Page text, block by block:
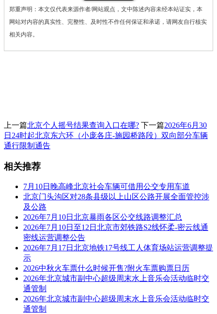
郑重声明：本文仅代表来源作者/网站观点，文中陈述内容未经本站证实，本
网站对内容的真实性、完整性、及时性不作任何保证和承诺，请网友自行核实
相关内容。
上一篇北京个人摇号结果查询入口在哪? 下一篇2026年6月30
日24时起北京东六环（小庞各庄-施园桥路段）双向部分车辆
通行限制通告
相关推荐
7月10日晚高峰北京社会车辆可借用公交专用车道
北京门头沟区对28条县级以上山区公路开展全面管控涉
及公路
2026年7月10日北京暴雨各区公交线路调整汇总
2026年7月10日至12日北京市郊铁路S2线怀柔-密云线通
密线运营调整公告
2026年7月17日北京地铁17号线工人体育场站运营调整提
示
2026中秋火车票什么时候开售?附火车票购票日历
2026年北京城市副中心超级周末水上音乐会活动临时交
通管制
2026年北京城市副中心超级周末水上音乐会活动临时交
通管制